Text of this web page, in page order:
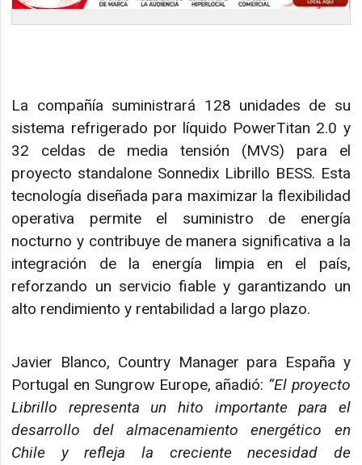
La compañía suministrará 128 unidades de su
sistema refrigerado por líquido PowerTitan 2.0 y
32 celdas de media tensión (MVS) para el
proyecto standalone Sonnedix Librillo BESS. Esta
tecnología diseñada para maximizar la flexibilidad
operativa permite el suministro de energía
nocturno y contribuye de manera significativa a la
integración de la energía limpia en el país,
reforzando un servicio fiable y garantizando un
alto rendimiento y rentabilidad a largo plazo.
Javier Blanco, Country Manager para España y
Portugal en Sungrow Europe, añadió: “El proyecto
Librillo representa un hito importante para el
desarrollo del almacenamiento energético en
Chile y refleja la creciente necesidad de